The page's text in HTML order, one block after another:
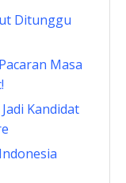
Ditunggu
Masa
Kandidat